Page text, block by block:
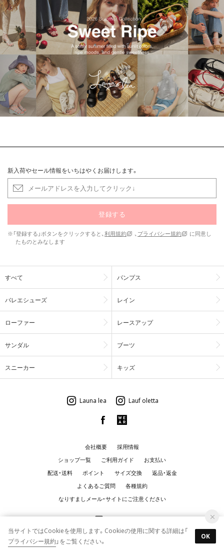
新入荷やセール情報をいちはやくお届けします。
登録する
※「登録する」ボタンをクリックすると、利用規約 、 プライバシー規約
に同意し
たものとみなします
すべて パンプス
バレエシューズ レイン
ローファー レースアップ
サンダル ブーツ
スニーカー キッズ
Launa lea Lauf oletta
会社概要
採用情報
ショップ一覧
ご利用ガイド
お支払い
配送・送料
ポイント サイズ交換
返品・返金
よくあるご質問
各種規約
なりすましメール・サイトにご注意ください
© uf.Corporation All rights reserved.
当サイトではCookieを使用します。Cookieの使用に関する詳細は「
プライバシー規約 」をご覧ください。
OK